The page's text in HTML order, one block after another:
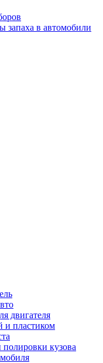
запаха в автомобили
двигателя
и пластиком
кузова